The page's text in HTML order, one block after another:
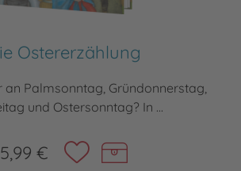
Ostererzählung
an Palmsonntag, Gründonnerstag,
und Ostersonntag? In ...
5,99 €